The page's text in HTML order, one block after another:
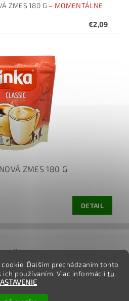
ZMES 180 G – MOMENTÁLNE
€2,09
ZMES 180 G
DETAIL
jj
Ďalším prechádzaním tohto
ich používaním. Viac informáciítu.